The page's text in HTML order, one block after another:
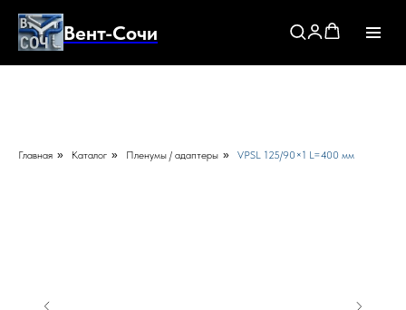
Вент-Сочи
Главная » Каталог » Пленумы / адаптеры » VPSL 125/90×1 L=400 мм